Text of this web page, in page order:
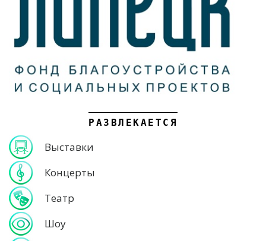
РАЗВЛЕКАЕТСЯ
Выставки
Концерты
Театр
Шоу